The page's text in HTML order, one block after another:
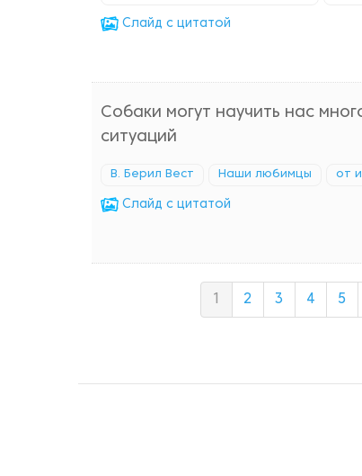
Cлайд с цитатой
Собаки могут научить нас
ситуаций
В. Берил Вест Наши любимцы от
Cлайд с цитатой
2 3 4 5